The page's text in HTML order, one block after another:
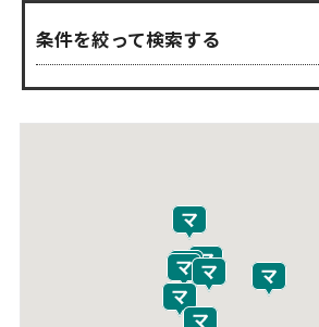
条件を絞って検索する